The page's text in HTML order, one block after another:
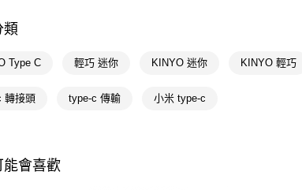
類
Type C 輕巧 迷你 KINYO 迷你 KINYO 輕巧
轉接頭 type-c 傳輸 小米 type-c
能會喜歡